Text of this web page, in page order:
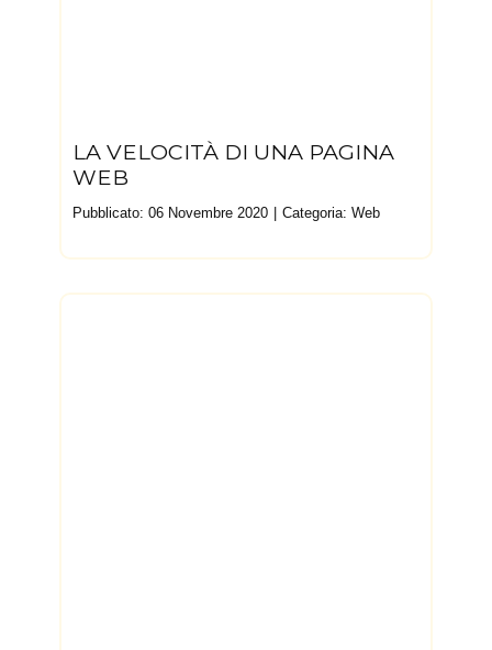
LA VELOCITÀ DI UNA PAGINA
WEB
Pubblicato: 06 Novembre 2020 Categoria: Web